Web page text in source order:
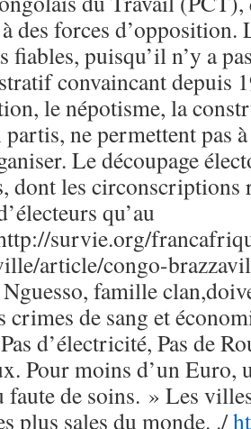
des forces d’opposition.
fiables, puisqu’il n’y a
convaincant depuis
le népotisme, la
partis, ne permettent pas
Le découpage
dont les circonscriptions
qu’au
survie.org/
article/congo-
Nguesso, famille
crimes de sang et
d’électricité, Pas de
Pour moins d’un Euro,
faute de soins. » Les
plus sales du monde. ./